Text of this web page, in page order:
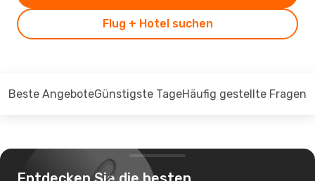
Flug + Hotel suchen
Beste AngeboteGünstigste TageHäufig gestellte Fragen